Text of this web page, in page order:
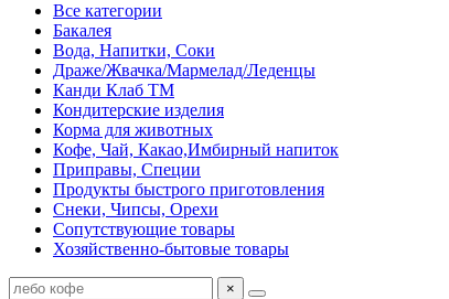
Все категории
Бакалея
Вода, Напитки, Соки
Драже/Жвачка/Мармелад/Леденцы
Канди Клаб ТМ
Кондитерские изделия
Корма для животных
Кофе, Чай, Какао,Имбирный напиток
Приправы, Специи
Продукты быстрого приготовления
Снеки, Чипсы, Орехи
Сопутствующие товары
Хозяйственно-бытовые товары
×